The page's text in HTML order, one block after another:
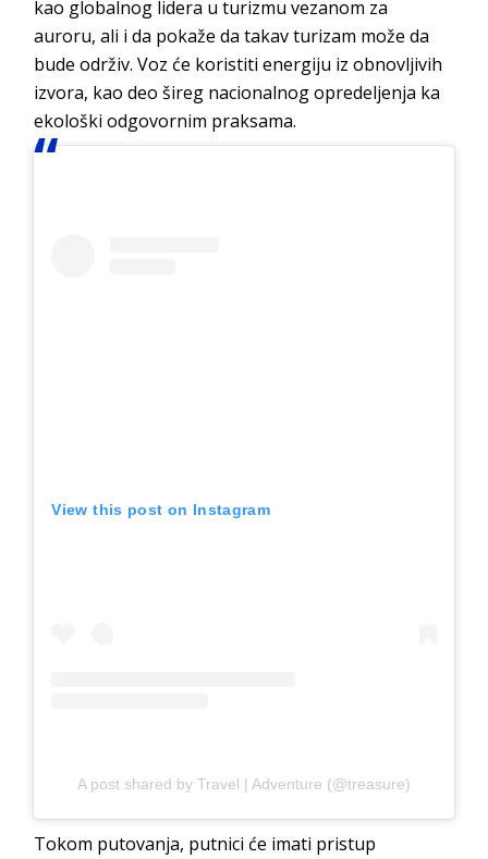
kao globalnog lidera u turizmu vezanom za
auroru, ali i da pokaže da takav turizam može da
bude održiv. Voz će koristiti energiju iz obnovljivih
izvora, kao deo šireg nacionalnog opredeljenja ka
ekološki odgovornim praksama.
View this post on Instagram
A post shared by Travel | Adventure (@treasure)
Tokom putovanja, putnici će imati pristup